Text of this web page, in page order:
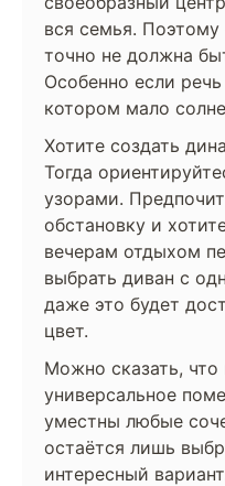
вся семья.
точно не должна
Особенно если
котором мало
Хотите создать
Тогда
узорами.
обстановку и
вечерам отдыхом
выбрать диван с
даже это будет
цвет.
Можно сказать, что
универсальное
уместны любые
остаётся лишь
интересный